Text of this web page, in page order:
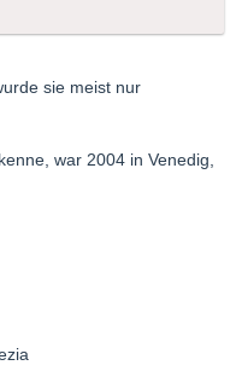
sie meist nur
war 2004 in Venedig,